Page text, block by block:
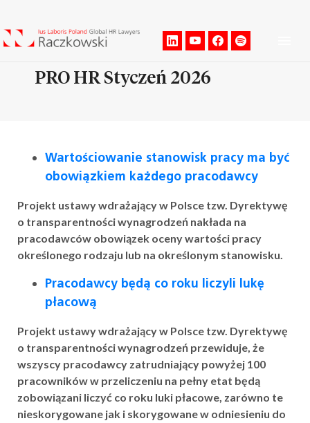
PRO HR Styczeń 2026
Wartościowanie stanowisk pracy ma być
obowiązkiem każdego pracodawcy
Projekt ustawy wdrażający w Polsce tzw. Dyrektywę
o transparentności wynagrodzeń nakłada na
pracodawców obowiązek oceny wartości pracy
określonego rodzaju lub na określonym stanowisku.
Pracodawcy będą co roku liczyli lukę
płacową
Projekt ustawy wdrażający w Polsce tzw. Dyrektywę
o transparentności wynagrodzeń przewiduje, że
wszyscy pracodawcy zatrudniający powyżej 100
pracowników w przeliczeniu na pełny etat będą
zobowiązani liczyć co roku luki płacowe, zarówno te
nieskorygowane jak i skorygowane w odniesieniu do